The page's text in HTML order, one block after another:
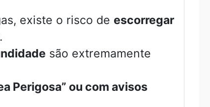
existe o risco de escorregar
são extremamente
Perigosa” ou com avisos